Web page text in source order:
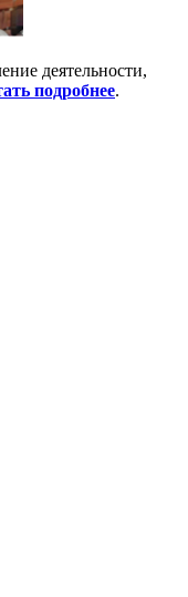
деятельности,
подробнее.